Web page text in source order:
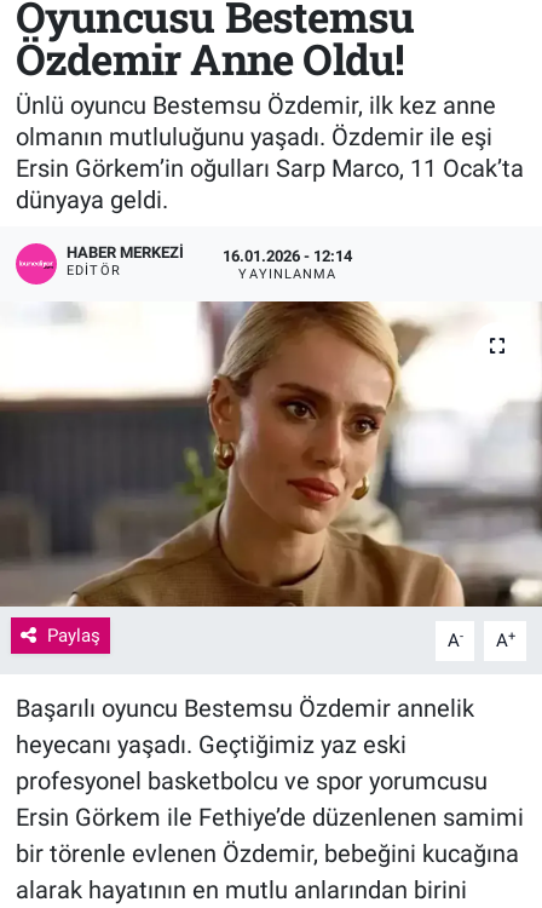
Oyuncusu Bestemsu
Özdemir Anne Oldu!
Ünlü oyuncu Bestemsu Özdemir, ilk kez anne
olmanın mutluluğunu yaşadı. Özdemir ile eşi
Ersin Görkem’in oğulları Sarp Marco, 11 Ocak’ta
dünyaya geldi.
HABER MERKEZI
EDITÖR
16.01.2026 - 12:14
YAYINLANMA
Paylaş A- A+
Başarılı oyuncu Bestemsu Özdemir annelik
heyecanı yaşadı. Geçtiğimiz yaz eski
profesyonel basketbolcu ve spor yorumcusu
Ersin Görkem ile Fethiye’de düzenlenen samimi
bir törenle evlenen Özdemir, bebeğini kucağına
alarak hayatının en mutlu anlarından birini
Sağlık
Spor
Teknoloji
KÜLTÜR SANAT